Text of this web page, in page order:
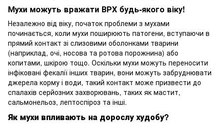
Мухи можуть вражати ВРХ будь-якого віку!
Незалежно від віку, початок проблеми з мухами
починається, коли мухи поширюють патогени, вступаючи в
прямий контакт зі слизовими оболонками тварини
(наприклад, очі, носова та ротова порожнина) або
копитами, шкірою тощо. Оскільки мухи можуть переносити
інфіковані фекалії інших тварин, вони можуть забруднювати
джерела корму і води, такий контакт може призвести до
спалахів серйозних захворювань, таких як мастит,
сальмонельоз, лептоспіроз та інші.
Як мухи впливають на дорослу худобу?